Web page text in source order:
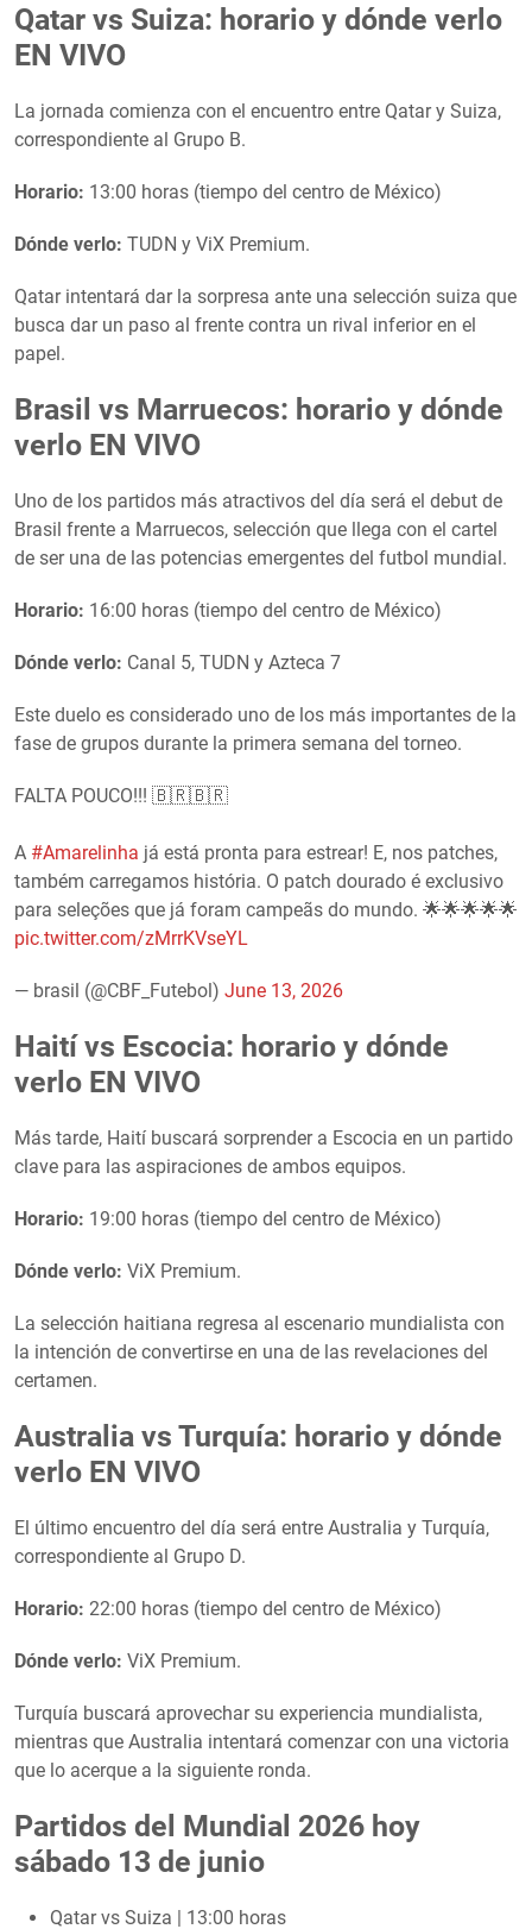
Qatar vs Suiza: horario y dónde verlo
EN VIVO
La jornada comienza con el encuentro entre Qatar y Suiza,
correspondiente al Grupo B.
Horario: 13:00 horas (tiempo del centro de México)
Dónde verlo: TUDN y ViX Premium.
Qatar intentará dar la sorpresa ante una selección suiza que
busca dar un paso al frente contra un rival inferior en el
papel.
Brasil vs Marruecos: horario y dónde
verlo EN VIVO
Uno de los partidos más atractivos del día será el debut de
Brasil frente a Marruecos, selección que llega con el cartel
de ser una de las potencias emergentes del futbol mundial.
Horario: 16:00 horas (tiempo del centro de México)
Dónde verlo: Canal 5, TUDN y Azteca 7
Este duelo es considerado uno de los más importantes de la
fase de grupos durante la primera semana del torneo.
FALTA POUCO!!! 🇧🇷🇧🇷
A #Amarelinha já está pronta para estrear! E, nos patches,
também carregamos história. O patch dourado é exclusivo
para seleções que já foram campeãs do mundo. 🌟🌟🌟🌟🌟
pic.twitter.com/zMrrKVseYL
— brasil (@CBF_Futebol) June 13, 2026
Haití vs Escocia: horario y dónde
verlo EN VIVO
Más tarde, Haití buscará sorprender a Escocia en un partido
clave para las aspiraciones de ambos equipos.
Horario: 19:00 horas (tiempo del centro de México)
Dónde verlo: ViX Premium.
La selección haitiana regresa al escenario mundialista con
la intención de convertirse en una de las revelaciones del
certamen.
Australia vs Turquía: horario y dónde
verlo EN VIVO
El último encuentro del día será entre Australia y Turquía,
correspondiente al Grupo D.
Horario: 22:00 horas (tiempo del centro de México)
Dónde verlo: ViX Premium.
Turquía buscará aprovechar su experiencia mundialista,
mientras que Australia intentará comenzar con una victoria
que lo acerque a la siguiente ronda.
Partidos del Mundial 2026 hoy
sábado 13 de junio
Qatar vs Suiza | 13:00 horas